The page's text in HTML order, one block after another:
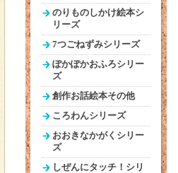
のりものしかけ絵本シ
リーズ
7つごねずみシリーズ
ぽかぽかおふろシリー
ズ
創作お話絵本その他
ころわんシリーズ
おおきなかがくシリー
ズ
しぜんにタッチ！シリ